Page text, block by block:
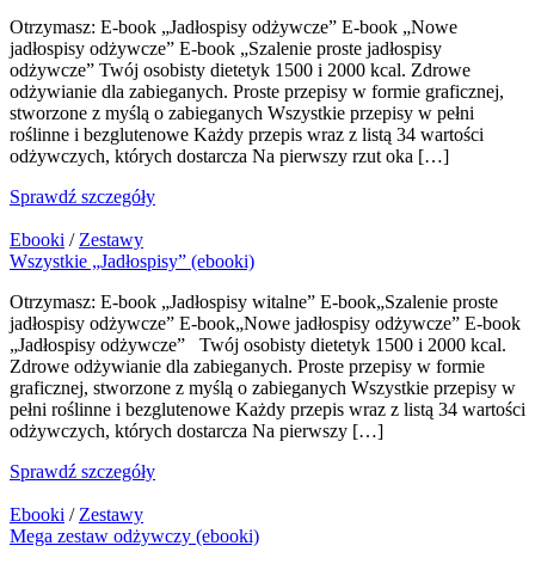
Otrzymasz: E-book „Jadłospisy odżywcze” E-book „Nowe
jadłospisy odżywcze” E-book „Szalenie proste jadłospisy
odżywcze” Twój osobisty dietetyk 1500 i 2000 kcal. Zdrowe
odżywianie dla zabieganych. Proste przepisy w formie graficznej,
stworzone z myślą o zabieganych Wszystkie przepisy w pełni
roślinne i bezglutenowe Każdy przepis wraz z listą 34 wartości
odżywczych, których dostarcza Na pierwszy rzut oka […]
Sprawdź szczegóły
Ebooki / Zestawy
Wszystkie „Jadłospisy” (ebooki)
Otrzymasz: E-book „Jadłospisy witalne” E-book„Szalenie proste
jadłospisy odżywcze” E-book„Nowe jadłospisy odżywcze” E-book
„Jadłospisy odżywcze” Twój osobisty dietetyk 1500 i 2000 kcal.
Zdrowe odżywianie dla zabieganych. Proste przepisy w formie
graficznej, stworzone z myślą o zabieganych Wszystkie przepisy w
pełni roślinne i bezglutenowe Każdy przepis wraz z listą 34 wartości
odżywczych, których dostarcza Na pierwszy […]
Sprawdź szczegóły
Ebooki / Zestawy
Mega zestaw odżywczy (ebooki)